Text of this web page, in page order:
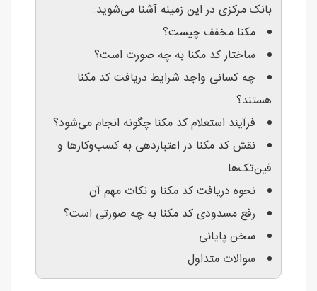
بانک مرکزی در این زمینه آشنا می‌شوید.
مکنا مخفف چیست؟
ساختار کد مکنا به چه صورت است؟
چه کسانی واجد شرایط دریافت کد مکنا
هستند؟
فرآیند استعلام کد مکنا چگونه انجام می‌شود؟
نقش کد مکنا در اعتباردهی به کسب‌وکارها و
فین‌تک‌ها
نحوه دریافت کد مکنا و نکات مهم آن
رفع مسدودی کد مکنا به چه صورتی است؟
سخن پایانی
سوالات متداول